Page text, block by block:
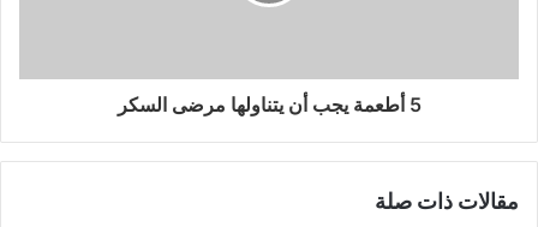
5 أطعمة يجب أن يتناولها مرضى السكر
مقالات ذات صلة